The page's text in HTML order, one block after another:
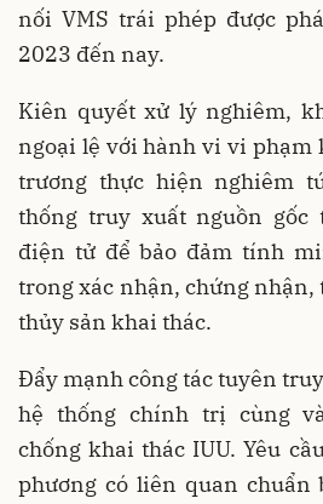
nối VMS trái phép được
2023 đến nay.
Kiên quyết xử lý nghiêm,
ngoại lệ với hành vi vi phạm
trương thực hiện nghiêm
thống truy xuất nguồn gốc
điện tử để bảo đảm tính
trong xác nhận, chứng nhận,
thủy sản khai thác.
Đẩy mạnh công tác tuyên
hệ thống chính trị cùng
chống khai thác IUU. Yêu
phương có liên quan